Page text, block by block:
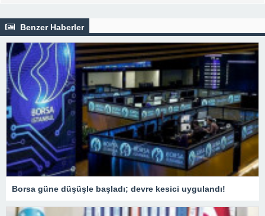
Benzer Haberler
Borsa güne düşüşle başladı; devre kesici uygulandı!